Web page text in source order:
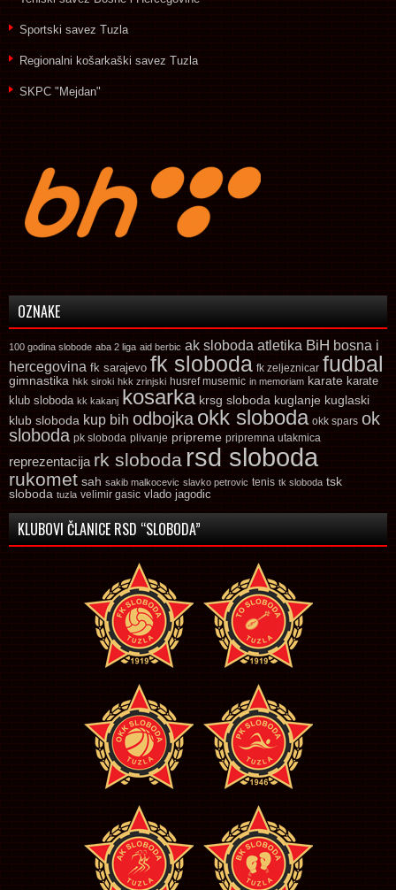
Sportski savez Tuzla
Regionalni košarkaški savez Tuzla
SKPC "Mejdan"
OZNAKE
100 godina slobode aba 2 liga aid berbic ak sloboda atletika BiH bosna i
hercegovina fk sarajevo fk sloboda fk zeljeznicar fudbal
gimnastika hkk siroki hkk zrinjski husref musemic in memoriam karate karate
klub sloboda kk kakanj kosarka krsg sloboda kuglanje kuglaski
klub sloboda kup bih odbojka okk sloboda okk spars ok
sloboda pk sloboda plivanje pripreme pripremna utakmica
reprezentacija rk sloboda rsd sloboda
rukomet sah sakib malkocevic slavko petrovic tenis tk sloboda tsk
sloboda tuzla velimir gasic vlado jagodic
KLUBOVI ČLANICE RSD “SLOBODA”